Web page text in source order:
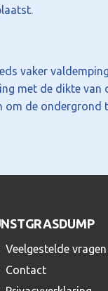
vaker
met de dikte
de ondergrond
Veelgestelde vragen
Contact